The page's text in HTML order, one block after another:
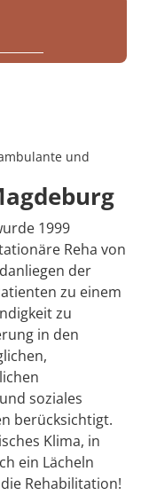
und
1999
Reha von
der
zu einem
zu
in den
soziales
berücksichtigt.
Klima, in
ein Lächeln
Rehabilitation!